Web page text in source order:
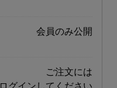
会員のみ公開
ご注文には